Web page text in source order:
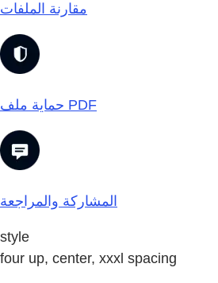
مقارنة الملفات
حماية ملف PDF
المشاركة والمراجعة
style
four up, center, xxxl spacing